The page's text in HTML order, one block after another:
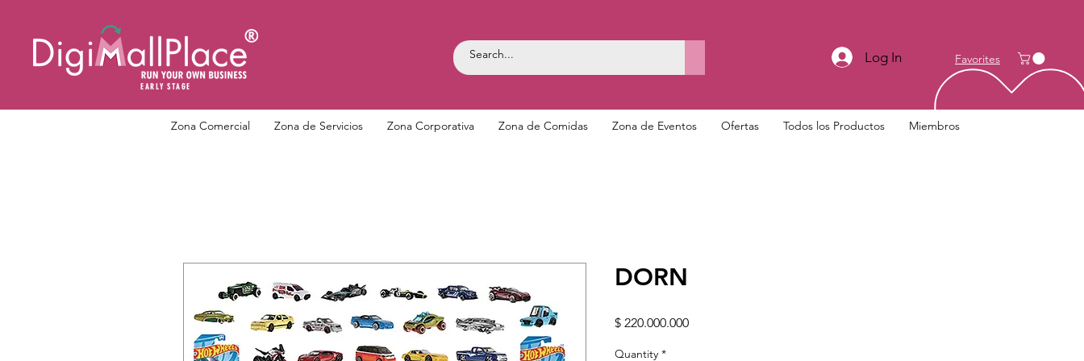
EARLY STAGE
Log In Favorites
Zona Comercial Zona de Servicios Zona Corporativa Zona de Comidas Zona de Eventos Ofertas Todos los Productos Miembros
DORN
$ 220.000.000Price
Quantity *